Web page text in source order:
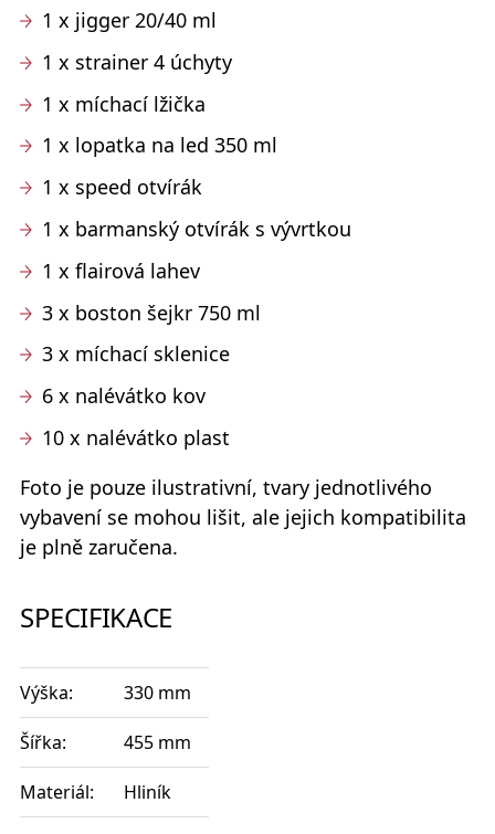
1 x jigger 20/40 ml
1 x strainer 4 úchyty
1 x míchací lžička
1 x lopatka na led 350 ml
1 x speed otvírák
1 x barmanský otvírák s vývrtkou
1 x flairová lahev
3 x boston šejkr 750 ml
3 x míchací sklenice
6 x nalévátko kov
10 x nalévátko plast
Foto je pouze ilustrativní, tvary jednotlivého
vybavení se mohou lišit, ale jejich kompatibilita
je plně zaručena.
SPECIFIKACE
Výška: 330 mm
Šířka: 455 mm
Materiál: Hliník